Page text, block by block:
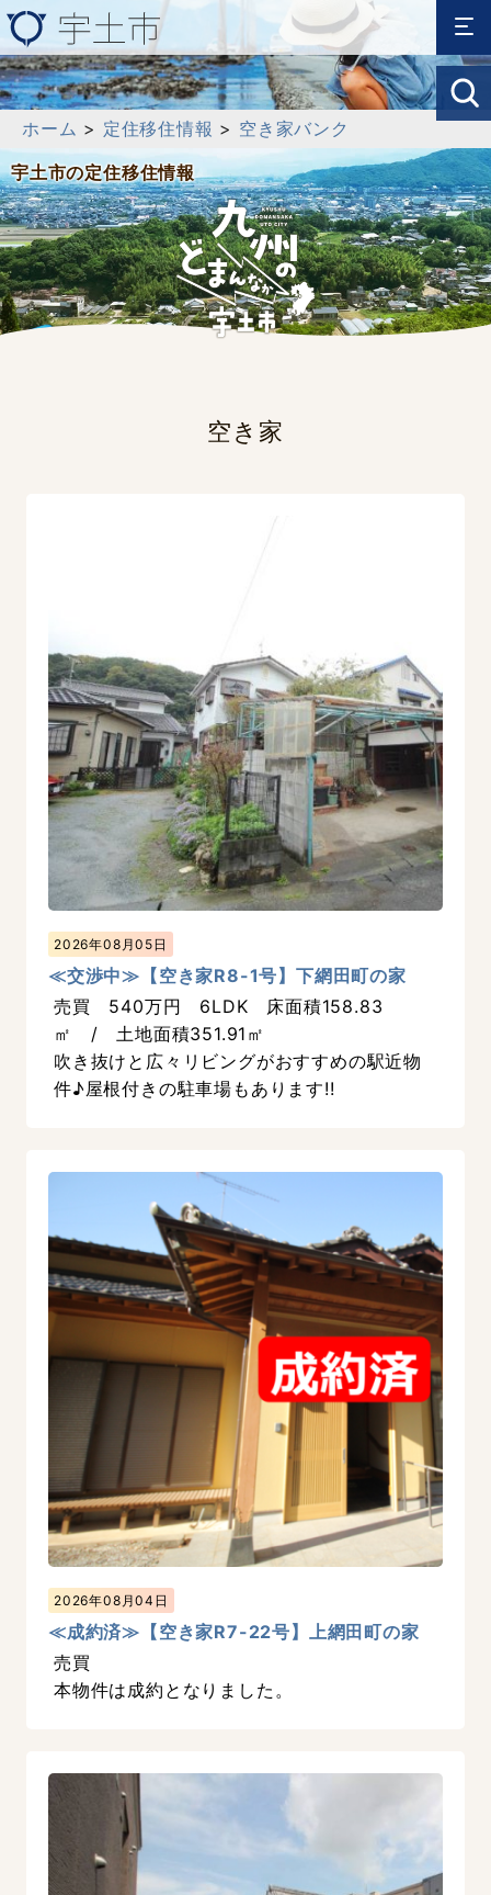
ホーム > 定住移住情報 > 空き家バンク
宇土市の定住移住情報
空き家
2026年08月05日
≪交渉中≫【空き家R8-1号】下網田町の家
売買 540万円 6LDK 床面積158.83
㎡ / 土地面積351.91㎡
吹き抜けと広々リビングがおすすめの駅近物
件♪屋根付きの駐車場もあります!!
2026年08月04日
≪成約済≫【空き家R7-22号】上網田町の家
売買
本物件は成約となりました。